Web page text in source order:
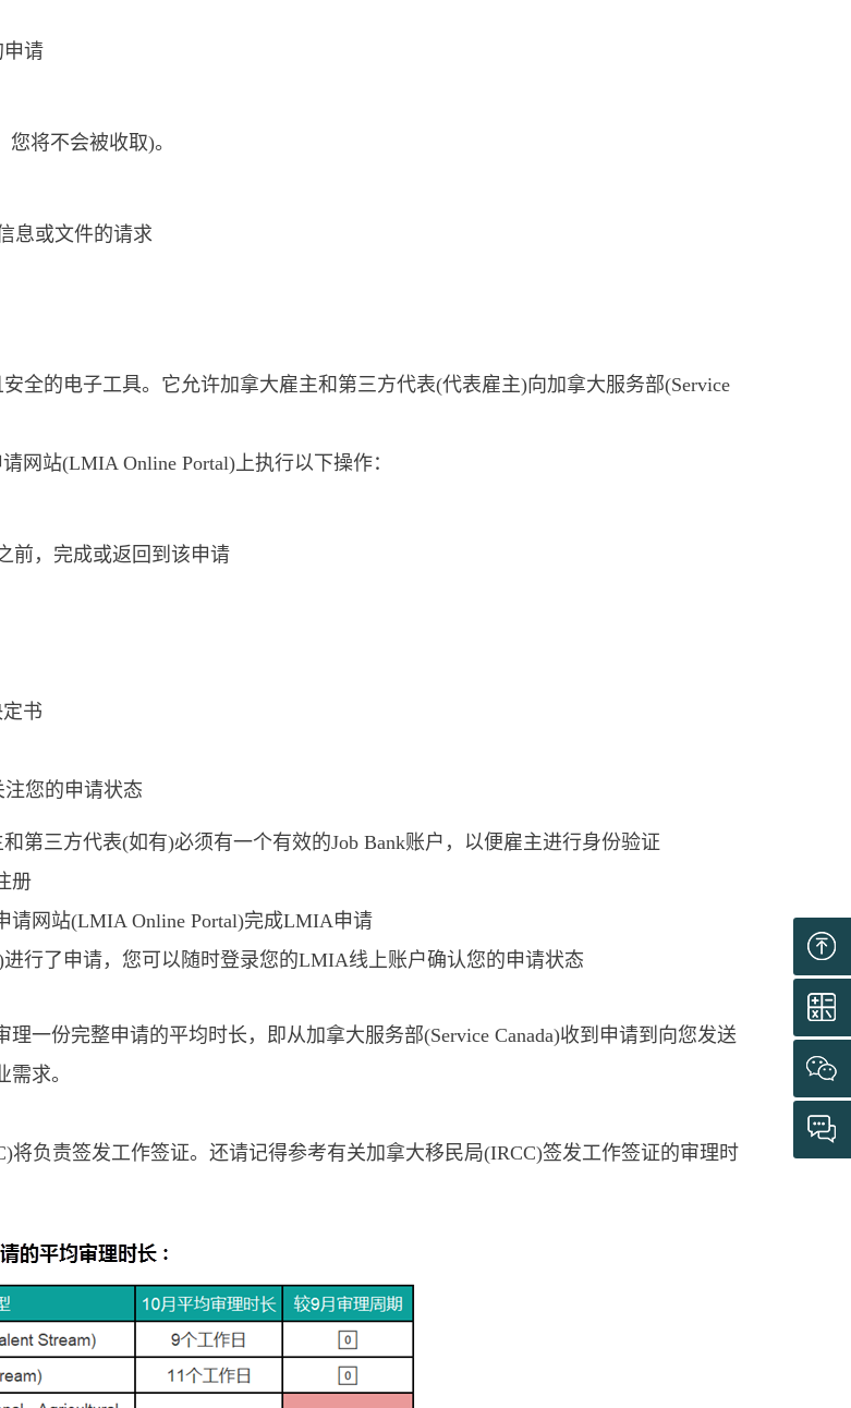
申请
将不会被收取)。
息或文件的请求
全的电子工具。它允许加拿大雇主和第三方代表(代表雇主)向加拿大服务部(Service
网站(LMIA Online Portal)上执行以下操作：
，完成或返回到该申请
书
您的申请状态
第三方代表(如有)必须有一个有效的Job Bank账户，以便雇主进行身份验证
册
请网站(LMIA Online Portal)完成LMIA申请
行了申请，您可以随时登录您的LMIA线上账户确认您的申请状态
一份完整申请的平均时长，即从加拿大服务部(Service Canada)收到申请到向您发送
求。
负责签发工作签证。还请记得参考有关加拿大移民局(IRCC)签发工作签证的审理时